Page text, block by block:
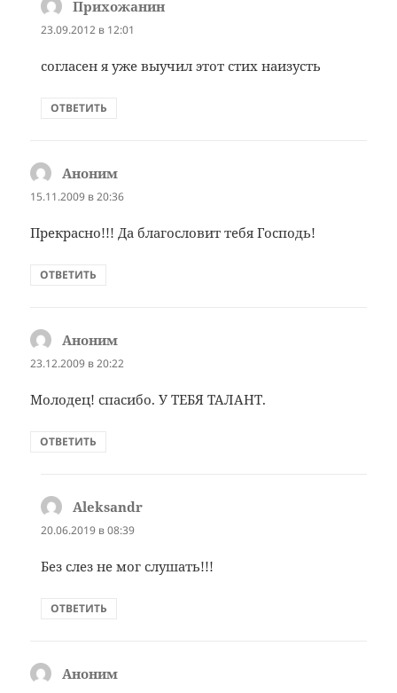
Прихожанин
23.09.2012 в 12:01
согласен я уже выучил этот стих наизусть
ОТВЕТИТЬ
Аноним
15.11.2009 в 20:36
Прекрасно!!! Да благословит тебя Господь!
ОТВЕТИТЬ
Аноним
23.12.2009 в 20:22
Молодец! спасибо. У ТЕБЯ ТАЛАНТ.
ОТВЕТИТЬ
Aleksandr
20.06.2019 в 08:39
Без слез не мог слушать!!!
ОТВЕТИТЬ
Аноним